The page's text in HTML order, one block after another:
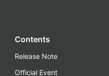
Contents
Release Note
Official Event